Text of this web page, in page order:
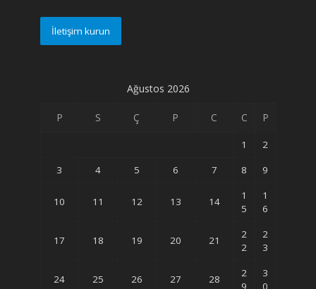
İletişim kurun
Ağustos 2026
P S Ç P C C P
1
2
3
4 5 6 7 8 9
10 11 12 13 14
1
5
1
6
17 18 19 20 21
2
2
2
3
24 25 26 27 28
2
9
3
0